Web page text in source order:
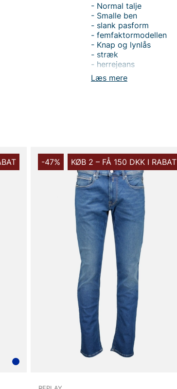
Læs mere
- Normal talje
- Smalle ben
- slank pasform
- femfaktormodellen
- Knap og lynlås
- stræk
- herrejeans
-47% KØB 2 – FÅ 150 DKK I RABAT